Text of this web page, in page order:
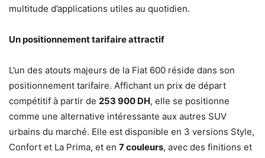
multitude d’applications utiles au quotidien.
Un positionnement tarifaire attractif
L’un des atouts majeurs de la Fiat 600 réside dans son
positionnement tarifaire. Affichant un prix de départ
compétitif à partir de 253 900 DH, elle se positionne
comme une alternative intéressante aux autres SUV
urbains du marché. Elle est disponible en 3 versions Style,
Confort et La Prima, et en 7 couleurs, avec des finitions et